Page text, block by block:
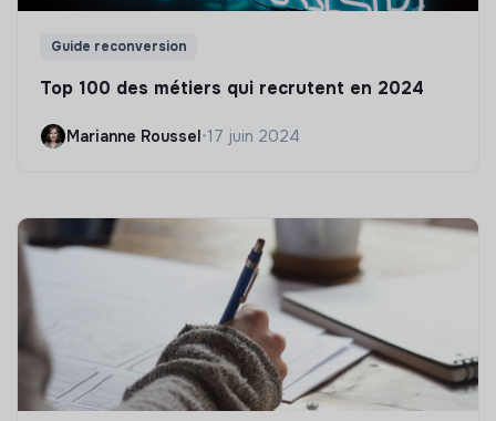
Guide reconversion
Top 100 des métiers qui recrutent en 2024
Marianne Roussel•17 juin 2024